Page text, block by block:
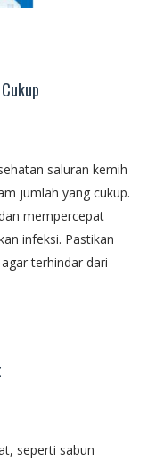
saluran kemih
jumlah yang cukup.
mempercepat
infeksi. Pastikan
terhindar dari
seperti sabun